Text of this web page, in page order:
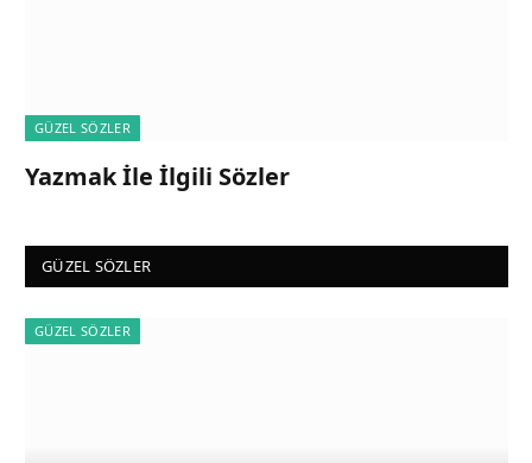
GÜZEL SÖZLER
Yazmak İle İlgili Sözler
GÜZEL SÖZLER
GÜZEL SÖZLER